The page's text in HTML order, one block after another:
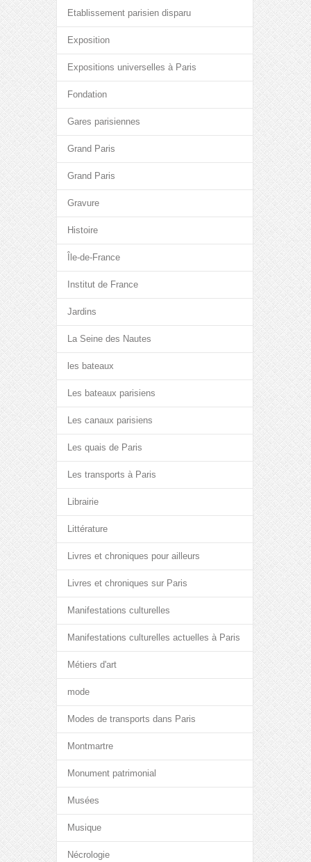
Etablissement parisien disparu
Exposition
Expositions universelles à Paris
Fondation
Gares parisiennes
Grand Paris
Grand Paris
Gravure
Histoire
Île-de-France
Institut de France
Jardins
La Seine des Nautes
les bateaux
Les bateaux parisiens
Les canaux parisiens
Les quais de Paris
Les transports à Paris
Librairie
Littérature
Livres et chroniques pour ailleurs
Livres et chroniques sur Paris
Manifestations culturelles
Manifestations culturelles actuelles à Paris
Métiers d'art
mode
Modes de transports dans Paris
Montmartre
Monument patrimonial
Musées
Musique
Nécrologie